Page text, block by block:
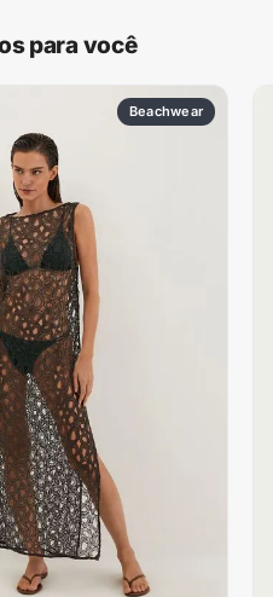
para você
Beachwear